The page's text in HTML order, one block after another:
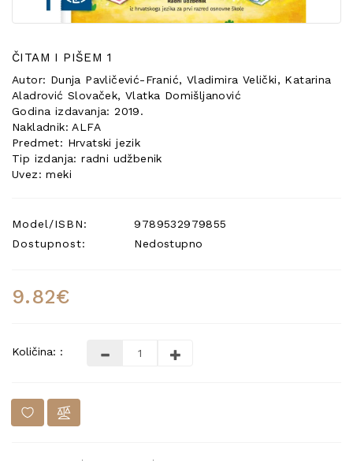
ČITAM I PIŠEM 1
Autor: Dunja Pavličević-Franić, Vladimira Velički, Katarina
Aladrović Slovaček, Vlatka Domišljanović
Godina izdavanja: 2019.
Nakladnik: ALFA
Predmet: Hrvatski jezik
Tip izdanja: radni udžbenik
Uvez: meki
Model/ISBN:
9789532979855
Dostupnost:
Nedostupno
9.82€
Količina: :